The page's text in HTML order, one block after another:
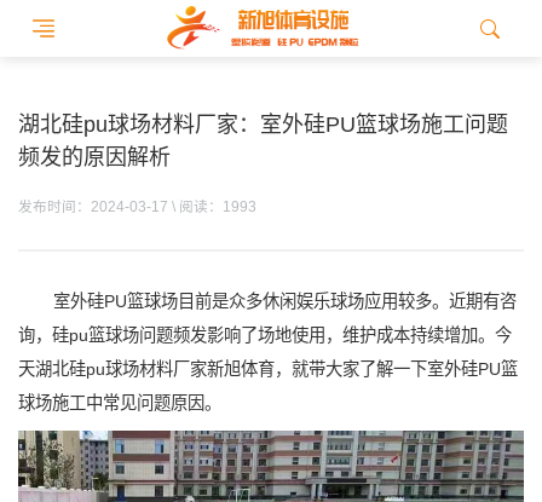
湖北硅pu球场材料厂家：室外硅PU篮球场施工问题
频发的原因解析
发布时间：2024-03-17 \ 阅读：1993
室外硅PU篮球场目前是众多休闲娱乐球场应用较多。近期有咨
询，硅pu篮球场问题频发影响了场地使用，维护成本持续增加。今
天湖北硅pu球场材料厂家新旭体育，就带大家了解一下室外硅PU篮
球场施工中常见问题原因。